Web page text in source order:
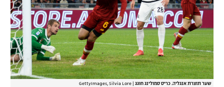
רשיון להקרנה פומבית לבית עסק
הצטרפות לחבילת הערוצים
לוח דרושים – ג'ובנט
שער תוצרת אנגליה. כריס סמולינג חוגג GettyImages, Silvia Lore